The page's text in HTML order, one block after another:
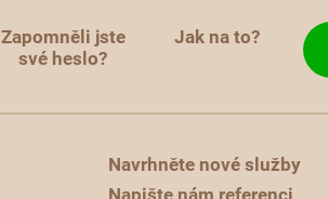
Zapomněli jste
své heslo?
Jak na to?
Navrhněte nové služby
Napište nám referenci